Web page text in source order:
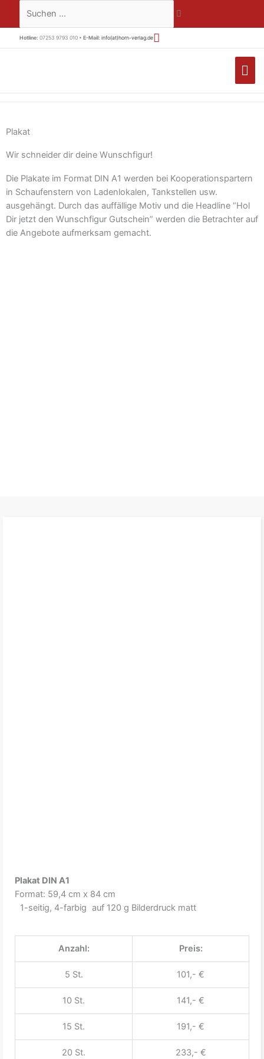
springen
Suchen …
Hotline: 07253 9793 010 • E-Mail: info(at)horn-verlag.de
Plakat
Wir schneider dir deine Wunschfigur!
Die Plakate im Format DIN A1 werden bei Kooperationspartern
in Schaufenstern von Ladenlokalen, Tankstellen usw.
ausgehängt. Durch das auffällige Motiv und die Headline “Hol
Dir jetzt den Wunschfigur Gutschein” werden die Betrachter auf
die Angebote aufmerksam gemacht.
Plakat DIN A1
Format: 59,4 cm x 84 cm
1-seitig, 4-farbig auf 120 g Bilderdruck matt
Anzahl: Preis:
5 St. 101,- €
10 St. 141,- €
15 St. 191,- €
20 St. 233,- €